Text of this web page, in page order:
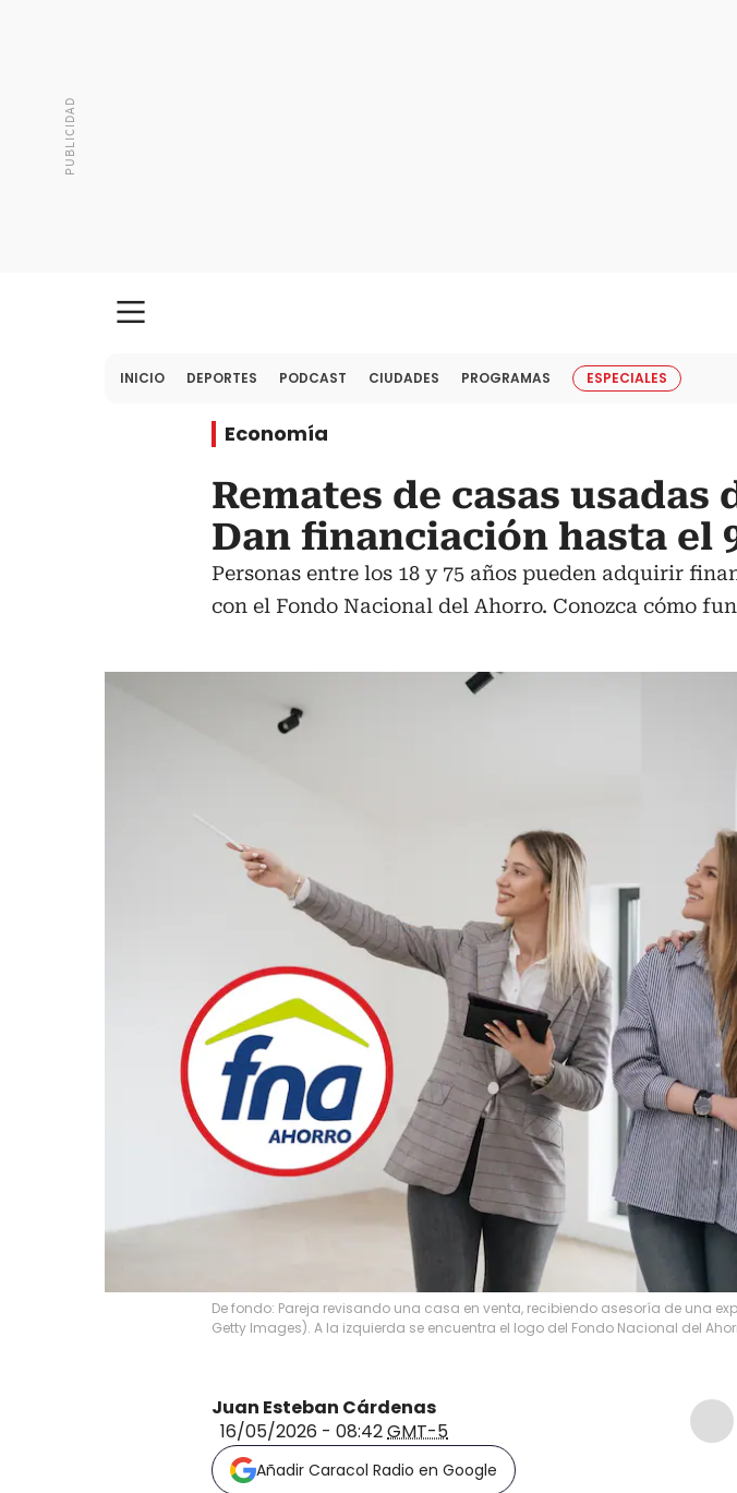
INICIO DEPORTES PODCAST CIUDADES PROGRAMAS ESPECIALES
Economía
Remates de casas usadas
Dan financiación hasta el
Personas entre los 18 y 75 años pueden adquirir
con el Fondo Nacional del Ahorro. Conozca cómo
De fondo: Pareja revisando una casa en venta, recibiendo asesoría de una
Getty Images). A la izquierda se encuentra el logo del Fondo Nacional del
Juan Esteban Cárdenas
16/05/2026 - 08:42GMT-5
Añadir Caracol Radio en Google